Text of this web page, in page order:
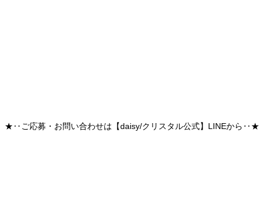
★‥ご応募・お問い合わせは【daisy/クリスタル公式】LINEから‥★